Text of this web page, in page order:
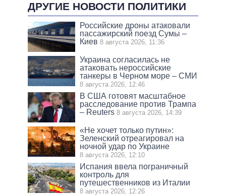
ДРУГИЕ НОВОСТИ ПОЛИТИКИ
Российские дроны атаковали
пассажирский поезд Сумы –
Киев 8 августа 2026, 11:36
Украина согласилась не
атаковать нероссийские
танкеры в Черном море – СМИ
8 августа 2026, 12:46
В США готовят масштабное
расследование против Трампа
– Reuters 8 августа 2026, 14:39
«Не хочет только путин»:
Зеленский отреагировал на
ночной удар по Украине
8 августа 2026, 12:10
Испания ввела пограничный
контроль для
путешественников из Италии
8 августа 2026, 12:26